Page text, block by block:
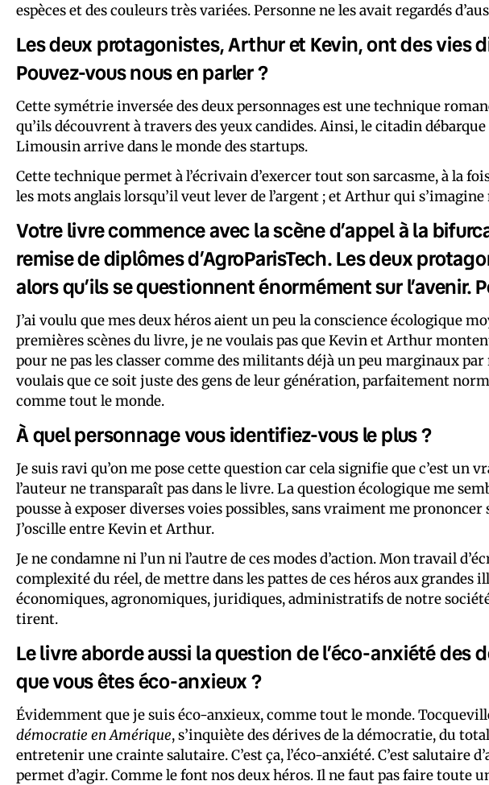
espèces et des couleurs très variées. Personne ne les avait regardés
Les deux protagonistes, Arthur et Kevin, ont des vies
Pouvez-vous nous en parler ?
Cette symétrie inversée des deux personnages est une technique
qu’ils découvrent à travers des yeux candides. Ainsi, le citadin débarque
Limousin arrive dans le monde des startups.
Cette technique permet à l’écrivain d’exercer tout son sarcasme, à la
les mots anglais lorsqu’il veut lever de l’argent ; et Arthur qui
Votre livre commence avec la scène d’appel à la
remise de diplômes d’AgroParisTech. Les deux
alors qu’ils se questionnent énormément sur l’avenir.
J’ai voulu que mes deux héros aient un peu la conscience écologique
premières scènes du livre, je ne voulais pas que Kevin et Arthur
pour ne pas les classer comme des militants déjà un peu marginaux
voulais que ce soit juste des gens de leur génération, parfaitement
comme tout le monde.
À quel personnage vous identifiez-vous le plus ?
Je suis ravi qu’on me pose cette question car cela signifie que c’est un
l’auteur ne transparaît pas dans le livre. La question écologique me
pousse à exposer diverses voies possibles, sans vraiment me
J’oscille entre Kevin et Arthur.
Je ne condamne ni l’un ni l’autre de ces modes d’action. Mon travail
complexité du réel, de mettre dans les pattes de ces héros aux grandes
économiques, agronomiques, juridiques, administratifs de notre
tirent.
Le livre aborde aussi la question de l’éco-anxiété des
que vous êtes éco-anxieux ?
Évidemment que je suis éco-anxieux, comme tout le monde.
démocratie en Amérique, s’inquiète des dérives de la démocratie, du
entretenir une crainte salutaire. C’est ça, l’éco-anxiété. C’est salutaire
permet d’agir. Comme le font nos deux héros. Il ne faut pas faire toute